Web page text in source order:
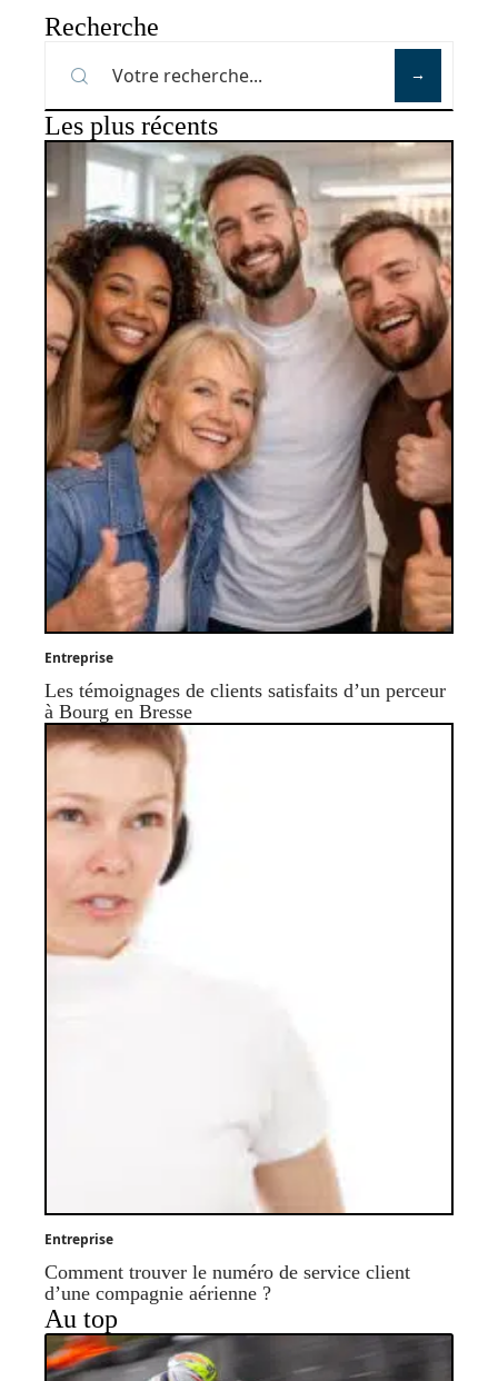
Recherche
Les plus récents
Entreprise
Les témoignages de clients satisfaits d’un perceur
à Bourg en Bresse
Entreprise
Comment trouver le numéro de service client
d’une compagnie aérienne ?
Au top